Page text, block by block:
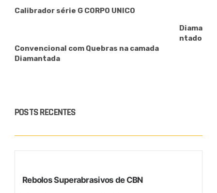
Calibrador série G CORPO UNICO
Diama
ntado
Convencional com Quebras na camada
Diamantada
POSTS RECENTES
Rebolos Superabrasivos de CBN